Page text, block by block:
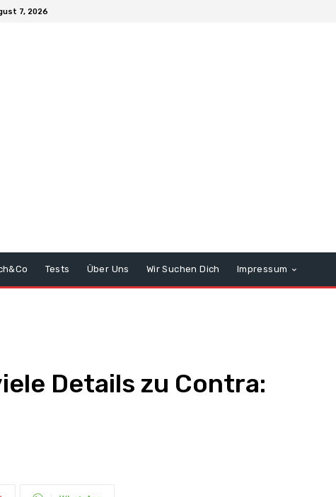
7, 2026
Tests Über Uns Wir Suchen Dich Impressum
Details zu Contra: